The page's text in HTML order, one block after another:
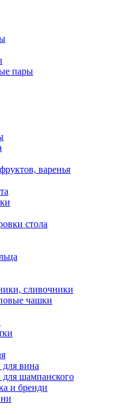
пары
варенья
стола
сливочники
чашки
вина
шампанского
и бренди